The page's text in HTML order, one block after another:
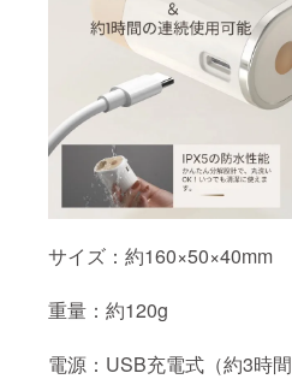
サイズ：約160×50×40mm
重量：約120g
電源：USB充電式（約3時間